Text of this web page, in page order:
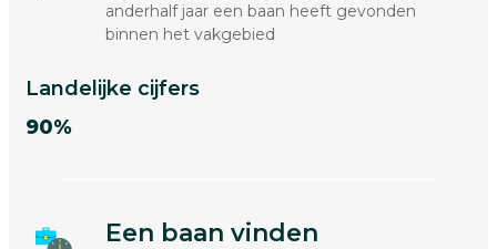
anderhalf jaar een baan heeft gevonden
binnen het vakgebied
Landelijke cijfers
90%
Een baan vinden